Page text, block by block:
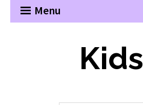
Menu
Kids